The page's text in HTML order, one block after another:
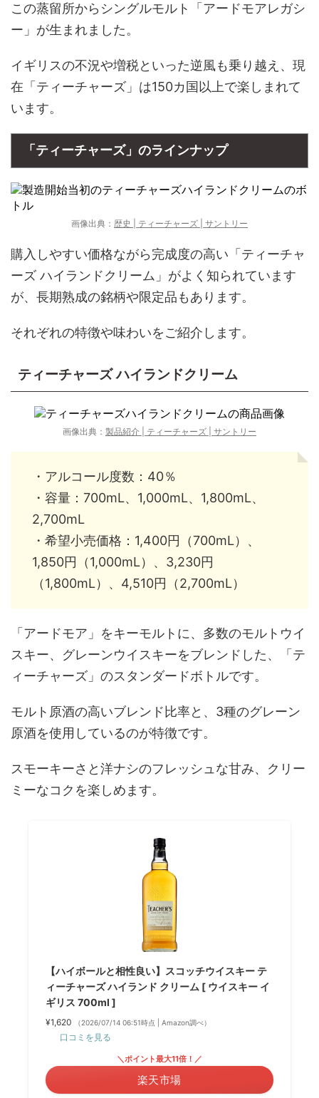
この蒸留所からシングルモルト「アードモアレガシ
ー」が生まれました。
イギリスの不況や増税といった逆風も乗り越え、現
在「ティーチャーズ」は150カ国以上で楽しまれて
います。
「ティーチャーズ」のラインナップ
画像出典： 歴史 | ティーチャーズ | サントリー
購入しやすい価格ながら完成度の高い「ティーチャ
ーズ ハイランドクリーム」がよく知られています
が、長期熟成の銘柄や限定品もあります。
それぞれの特徴や味わいをご紹介します。
ティーチャーズ ハイランドクリーム
画像出典： 製品紹介 | ティーチャーズ | サントリー
・アルコール度数：40％
・容量：700mL、1,000mL、1,800mL、
2,700mL
・希望小売価格：1,400円（700mL）、
1,850円（1,000mL）、3,230円
（1,800mL）、4,510円（2,700mL）
「アードモア」をキーモルトに、多数のモルトウイ
スキー、グレーンウイスキーをブレンドした、「テ
ィーチャーズ」のスタンダードボトルです。
モルト原酒の高いブレンド比率と、3種のグレーン
原酒を使用しているのが特徴です。
スモーキーさと洋ナシのフレッシュな甘み、クリー
ミーなコクを楽しめます。
【ハイボールと相性良い】スコッチウイスキー テ
ィーチャーズ ハイランド クリーム [ ウイスキー イ
ギリス 700ml ]
¥1,620 （2026/07/14 06:51時点 | Amazon調べ）
口コミを見る
＼ポイント最大11倍！／
楽天市場